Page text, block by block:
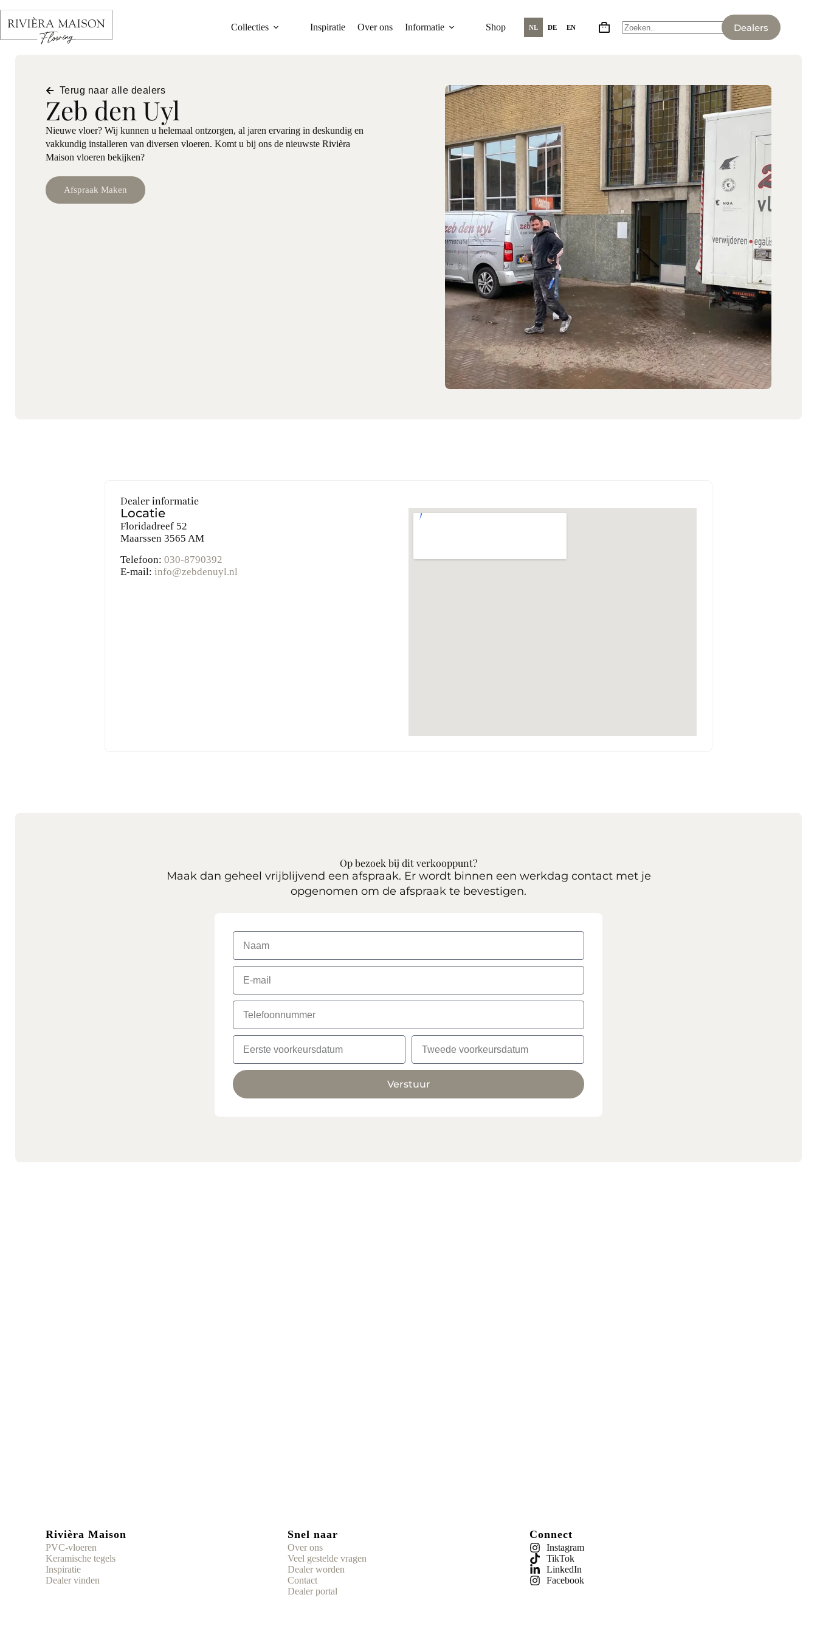
Collecties Inspiratie Over ons Informatie Shop NL DE EN Dealers
Terug naar alle dealers
Zeb den Uyl
Nieuwe vloer? Wij kunnen u helemaal ontzorgen, al jaren ervaring in deskundig en
vakkundig installeren van diversen vloeren. Komt u bij ons de nieuwste Rivièra
Maison vloeren bekijken?
Afspraak Maken
Dealer informatie
Locatie
Floridadreef 52
Maarssen 3565 AM
Telefoon: 030-8790392
E-mail: info@zebdenuyl.nl
Op bezoek bij dit verkooppunt?
Maak dan geheel vrijblijvend een afspraak. Er wordt binnen een werkdag contact met je
opgenomen om de afspraak te bevestigen.
Verstuur
Rivièra Maison
PVC-vloeren
Keramische tegels
Inspiratie
Dealer vinden
Snel naar
Over ons
Veel gestelde vragen
Dealer worden
Contact
Dealer portal
Connect
Instagram
TikTok
LinkedIn
Facebook